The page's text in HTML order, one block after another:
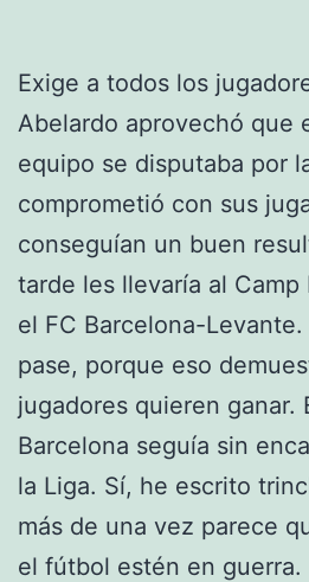
Exige a todos los
Abelardo aprovechó que
equipo se disputaba por
comprometió con sus
conseguían un buen
tarde les llevaría al
el FC Barcelona-
pase, porque eso
jugadores quieren ganar.
Barcelona seguía sin
la Liga. Sí, he escrito
más de una vez parece
el fútbol estén en guerra.